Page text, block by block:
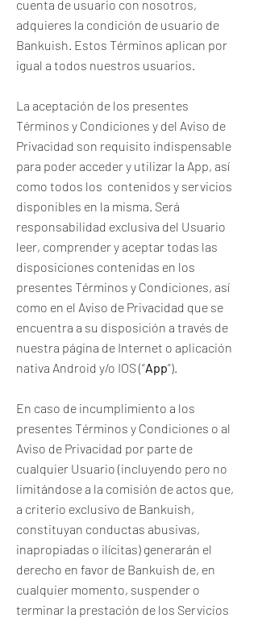
cuenta de usuario con nosotros,
adquieres la condición de usuario de
Bankuish. Estos Términos aplican por
igual a todos nuestros usuarios.
La aceptación de los presentes
Términos y Condiciones y del Aviso de
Privacidad son requisito indispensable
para poder acceder y utilizar la App, así
como todos los contenidos y servicios
disponibles en la misma. Será
responsabilidad exclusiva del Usuario
leer, comprender y aceptar todas las
disposiciones contenidas en los
presentes Términos y Condiciones, así
como en el Aviso de Privacidad que se
encuentra a su disposición a través de
nuestra página de Internet o aplicación
nativa Android y/o IOS (“App”).
En caso de incumplimiento a los
presentes Términos y Condiciones o al
Aviso de Privacidad por parte de
cualquier Usuario (incluyendo pero no
limitándose a la comisión de actos que,
a criterio exclusivo de Bankuish,
constituyan conductas abusivas,
inapropiadas o ilícitas) generarán el
derecho en favor de Bankuish de, en
cualquier momento, suspender o
terminar la prestación de los Servicios